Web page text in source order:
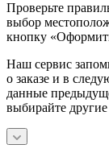
Проверьте
выбор
кнопку
Наш сервис
о заказе и в
данные
выбирайте